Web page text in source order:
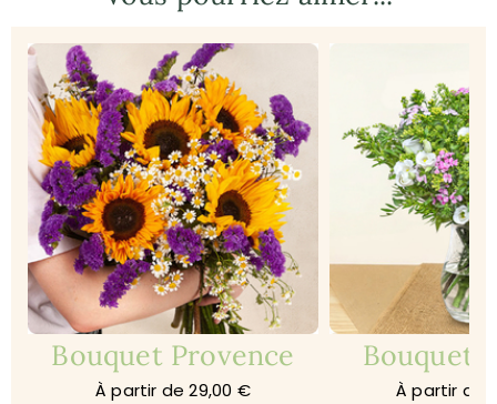
Bouquet Provence
À partir de 29,00 €
Bouquet
À partir de